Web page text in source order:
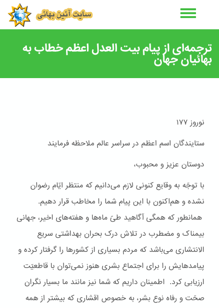
ترجمه‌ای از پیام بیت ‌العدل اعظم خطاب به
بهائیان جهان
نوروز ١٧٧
ستایندگان اسم اعظم در سراسر عالم ملاحظه فرمایند
دوستان عزیز و محبوب،
با توجّه به وقایع کنونی لازم می‌دانیم که منتظر ایّام رضوان
نشده و هم‌اکنون با این پیام شما را مخاطب قرار دهیم.
همانطور که همگی آگاهید طیّ ماه‌ها و هفته‌های اخیر، جهانی
بیمناک و مضطرب در تلاش درک بحران بهداشتی سریع
الانتشاری می‌باشد که مردم بسیاری از کشورها را گرفتار کرده و
پیامدهایش را برای اجتماع بشری هنوز نمی‌توان با قاطعیّت
ارزیابی کرد. اطمینان داریم که شما نیز مانند ما بسیار نگران
صحّت و رفاه نوع بشر، به خصوص اقشاری که بیشتر از همه